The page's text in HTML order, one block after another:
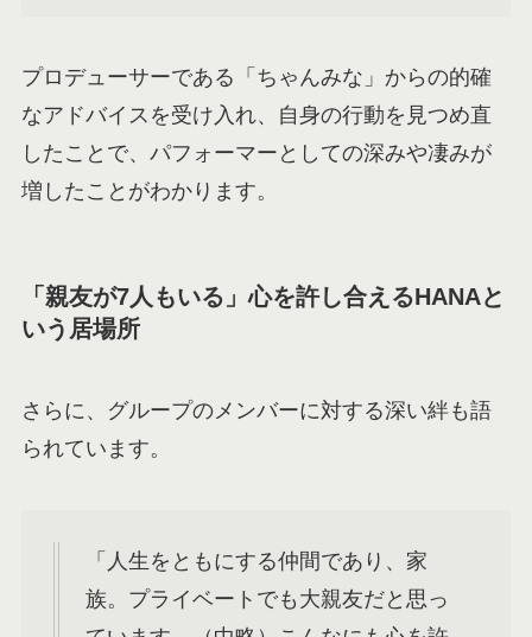
プロデューサーである「ちゃんみな」からの的確
なアドバイスを受け入れ、自身の行動を見つめ直
したことで、パフォーマーとしての深みや凄みが
増したことがわかります。
「親友が7人もいる」心を許し合えるHANAと
いう居場所
さらに、グループのメンバーに対する深い絆も語
られています。
「人生をともにする仲間であり、家
族。プライベートでも大親友だと思っ